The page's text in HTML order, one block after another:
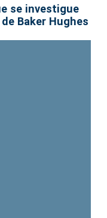
se investigue
Baker Hughes